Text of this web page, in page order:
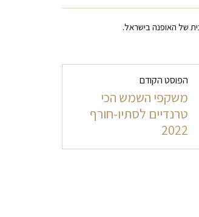
הפוסט הקודם
משקפי השמש הכי
טרנדיים לסתיו-חורף
2022